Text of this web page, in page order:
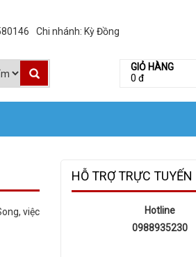
Chi nhánh: Kỳ Đồng
GIỎ HÀNG
0 đ
việc
HỖ TRỢ TRỰC TUYẾN
Hotline
0988935230